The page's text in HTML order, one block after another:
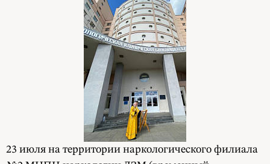
23 июля на территории наркологического филиала